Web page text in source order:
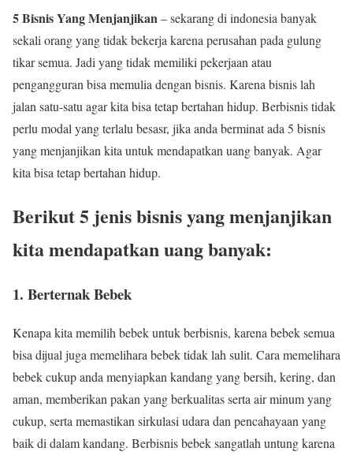
5 Bisnis Yang Menjanjikan– sekarang di indonesia banyak
sekali orang yang tidak bekerja karena perusahan pada gulung
tikar semua. Jadi yang tidak memiliki pekerjaan atau
pengangguran bisa memulia dengan bisnis. Karena bisnis lah
jalan satu-satu agar kita bisa tetap bertahan hidup. Berbisnis tidak
perlu modal yang terlalu besasr, jika anda berminat ada 5 bisnis
yang menjanjikan kita untuk mendapatkan uang banyak. Agar
kita bisa tetap bertahan hidup.
Berikut 5 jenis bisnis yang menjanjikan
kita mendapatkan uang banyak:
1. Berternak Bebek
Kenapa kita memilih bebek untuk berbisnis, karena bebek semua
bisa dijual juga memelihara bebek tidak lah sulit. Cara memelihara
bebek cukup anda menyiapkan kandang yang bersih, kering, dan
aman, memberikan pakan yang berkualitas serta air minum yang
cukup, serta memastikan sirkulasi udara dan pencahayaan yang
baik di dalam kandang. Berbisnis bebek sangatlah untung karena